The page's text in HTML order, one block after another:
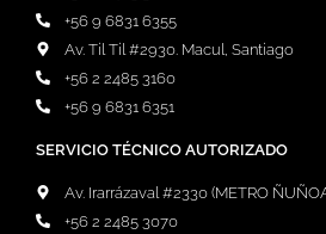
+56 9 6831 6355
Av. Til Til #2930. Macul, Santiago
+56 2 2485 3160
+56 9 6831 6351
SERVICIO TÉCNICO AUTORIZADO
Av. Irarrázaval #2330 (METRO
+56 2 2485 3070